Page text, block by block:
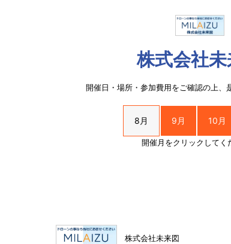
株式会社未
開催日・場所・参加費用をご確認の上、
8月 9月 10月
開催月をクリックしてく
株式会社未来図